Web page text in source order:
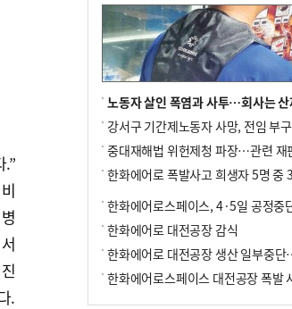
.
한화에어로 대전공장 감식